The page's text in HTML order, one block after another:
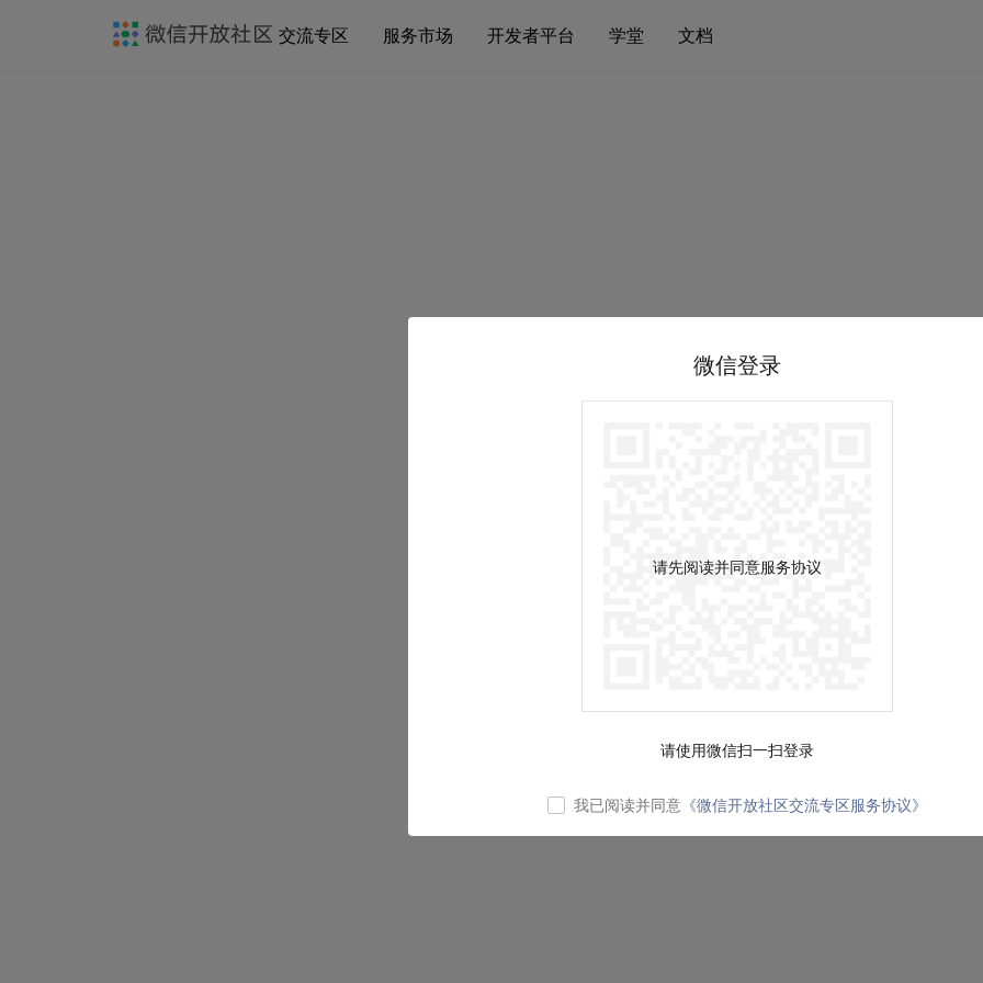
交流专区 服务市场 开发者平台 学堂 文档
微信登录
请先阅读并同意服务协议
请使用微信扫一扫登录
我已阅读并同意 《微信开放社区交流专区服务协议》